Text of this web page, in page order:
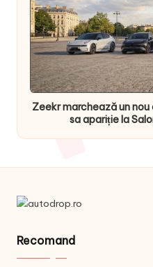
Zeekr marchează un
sa apariție la
Recomand